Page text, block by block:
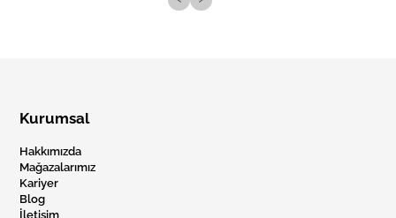
Kurumsal
Hakkımızda
Mağazalarımız
Kariyer
Blog
İletişim